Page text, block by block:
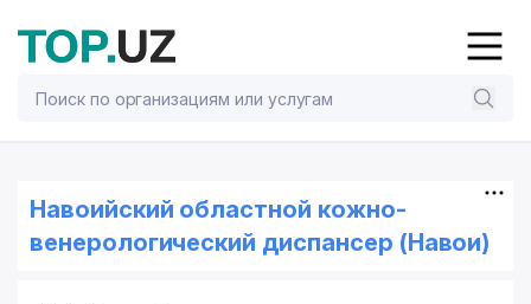
Навоийский областной кожно-
венерологический диспансер (Навои)